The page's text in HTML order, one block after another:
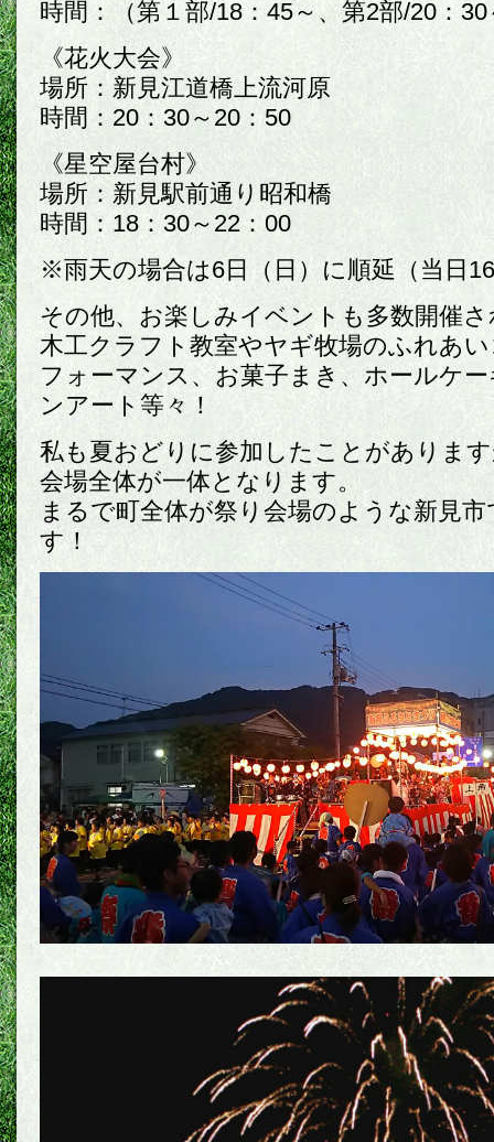
時間：（第１部/18：45～、第2部/20：30
《花火大会》
場所：新見江道橋上流河原
時間：20：30～20：50
《星空屋台村》
場所：新見駅前通り昭和橋
時間：18：30～22：00
※雨天の場合は6日（日）に順延（当日
その他、お楽しみイベントも多数開催
木工クラフト教室やヤギ牧場のふれあ
フォーマンス、お菓子まき、ホールケ
ンアート等々！
私も夏おどりに参加したことがありま
会場全体が一体となります。
まるで町全体が祭り会場のような新見
す！